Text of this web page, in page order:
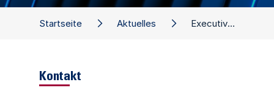
Kontakt
Startseite Aktuelles Executive Dialog Smart Home: Geschäftsmodelle und Kooperations-Chancen in einem Zukunftsmarkt